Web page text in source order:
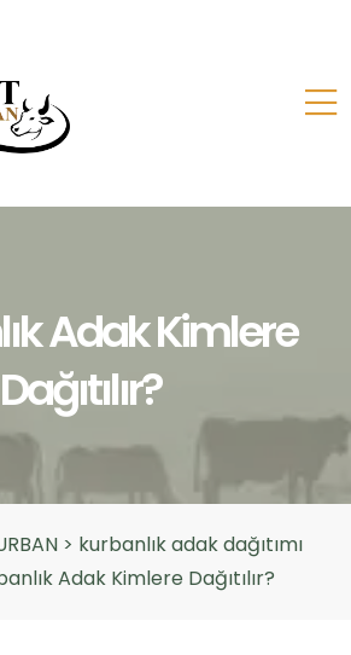
Adak Kimlere
Dağıtılır?
> kurbanlık adak dağıtımı
Adak Kimlere Dağıtılır?